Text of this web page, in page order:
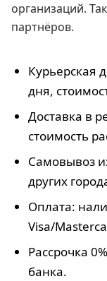
организаций.
партнёров.
Курьерская
дня,
Доставка в
стоимость
Самовывоз
других
Оплата:
Visa/
Рассрочка
банка.